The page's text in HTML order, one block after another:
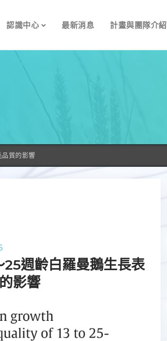
認識中心 最新消息 計畫與團隊介紹
品質的影響
25週齡白羅曼鵝生長表
影響